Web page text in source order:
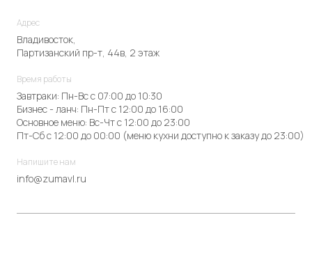
Адрес
Владивосток,
Партизанский пр-т, 44в, 2 этаж
Время работы
Завтраки: Пн-Вс с 07:00 до 10:30
Бизнес - ланч: Пн-Пт с 12:00 до 16:00
Основное меню: Вс-Чт с 12:00 до 23:00
Пт-Сб с 12:00 до 00:00 (меню кухни доступно к заказу до 23:00)
Напишите нам
info@zumavl.ru